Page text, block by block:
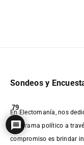
Sondeos y
En Electomanía, nos
panorama político a
compromiso es brindar
79